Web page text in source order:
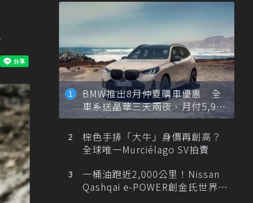
BMW推出8月仲夏購車優惠 全
車系送晶華三天兩夜、月付5,900
元起
棕色手排「大牛」身價再創高？
全球唯一Murciélago SV拍賣
一桶油跑近2,000公里！Nissan
Qashqai e-POWER創金氏世界紀